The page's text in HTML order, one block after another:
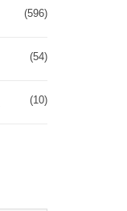
(596)
(54)
(10)